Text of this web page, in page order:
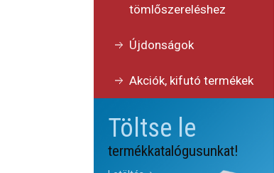
tömlőszereléshez
Újdonságok
Akciók, kifutó termékek
Töltse le
termékkatalógusunkat!